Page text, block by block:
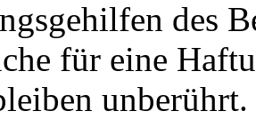
des
für eine
unberührt.